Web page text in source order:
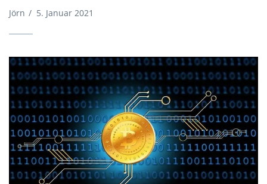
Jörn / 5. Januar 2021